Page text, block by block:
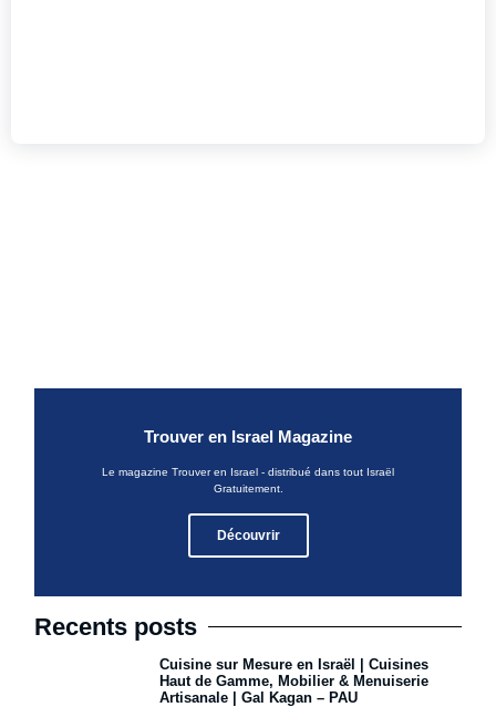
Trouver en Israel Magazine
Le magazine Trouver en Israel - distribué dans tout Israël
Gratuitement.
Découvrir
Recents posts
Cuisine sur Mesure en Israël | Cuisines
Haut de Gamme, Mobilier & Menuiserie
Artisanale | Gal Kagan – PAU